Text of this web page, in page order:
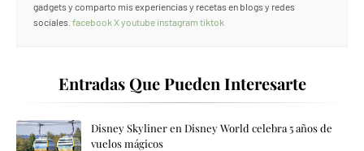
gadgets y comparto mis experiencias y recetas en blogs y redes
sociales. facebook Xyoutube instagram tiktok
Entradas Que Pueden Interesarte
Disney Skyliner en Disney World celebra 5 años de
vuelos mágicos